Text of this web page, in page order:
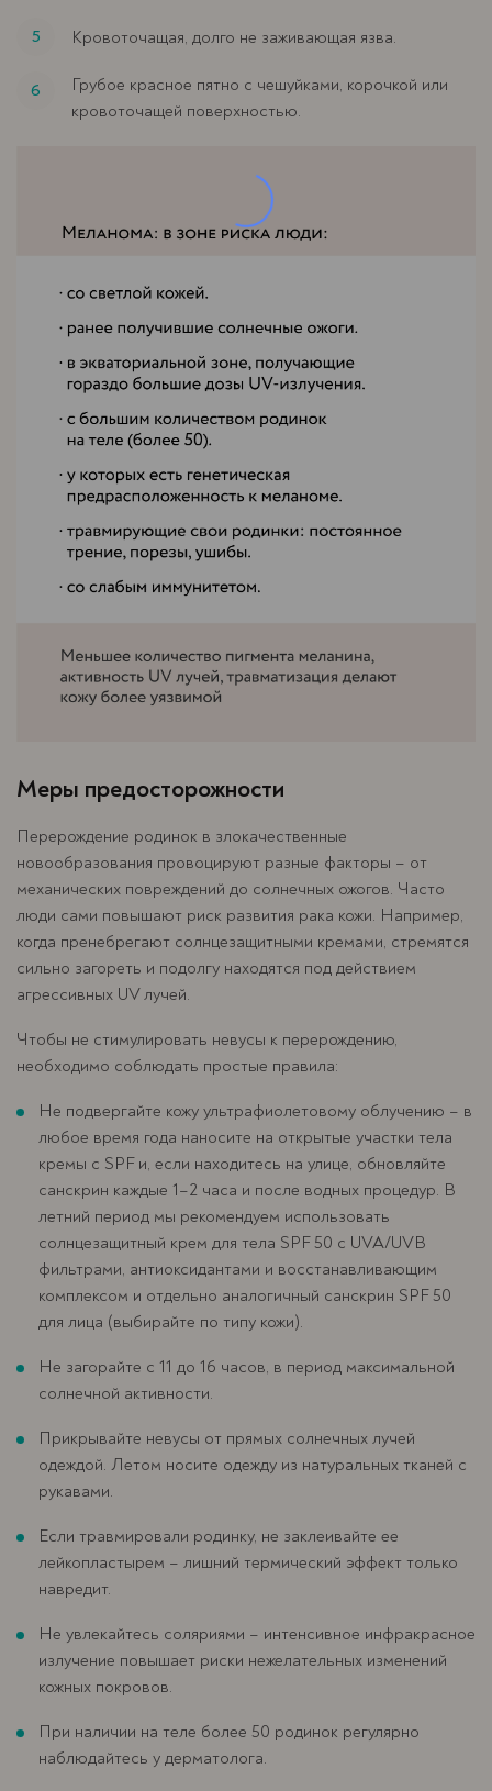
Кровоточащая, долго не заживающая язва.
Грубое красное пятно с чешуйками, корочкой или
кровоточащей поверхностью.
Меры предосторожности
Перерождение родинок в злокачественные
новообразования провоцируют разные факторы – от
механических повреждений до солнечных ожогов. Часто
люди сами повышают риск развития рака кожи. Например,
когда пренебрегают солнцезащитными кремами, стремятся
сильно загореть и подолгу находятся под действием
агрессивных UV лучей.
Чтобы не стимулировать невусы к перерождению,
необходимо соблюдать простые правила:
Не подвергайте кожу ультрафиолетовому облучению – в
любое время года наносите на открытые участки тела
кремы с SPF и, если находитесь на улице, обновляйте
санскрин каждые 1–2 часа и после водных процедур. В
летний период мы рекомендуем использовать
солнцезащитный крем для тела SPF 50 с UVA/UVB
фильтрами, антиоксидантами и восстанавливающим
комплексом и отдельно аналогичный санскрин SPF 50
для лица (выбирайте по типу кожи).
Не загорайте с 11 до 16 часов, в период максимальной
солнечной активности.
Прикрывайте невусы от прямых солнечных лучей
одеждой. Летом носите одежду из натуральных тканей с
рукавами.
Если травмировали родинку, не заклеивайте ее
лейкопластырем – лишний термический эффект только
навредит.
Не увлекайтесь соляриями – интенсивное инфракрасное
излучение повышает риски нежелательных изменений
кожных покровов.
При наличии на теле более 50 родинок регулярно
наблюдайтесь у дерматолога.